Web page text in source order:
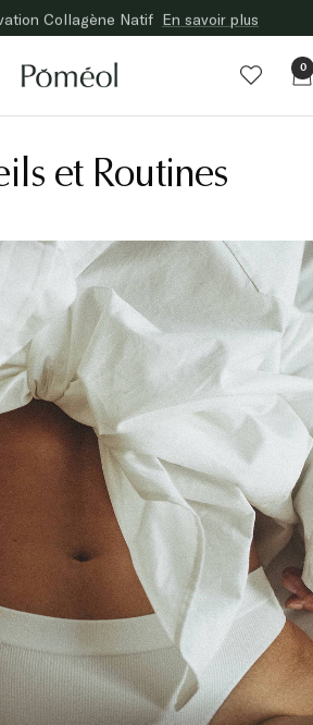
Collagène Natif En savoir plus
Poméol 0
et Routines